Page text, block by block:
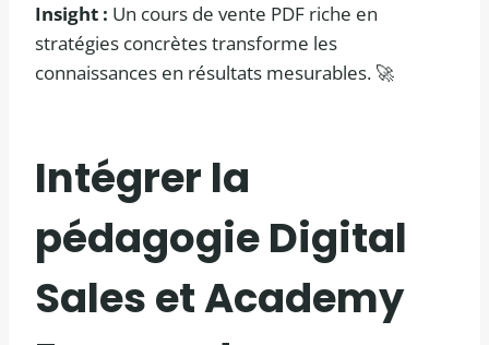
Insight : Un cours de vente PDF riche en
stratégies concrètes transforme les
connaissances en résultats mesurables. 🚀
Intégrer la
pédagogie Digital
Sales et Academy